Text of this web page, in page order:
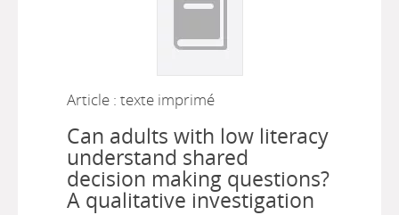
Article : texte imprimé
Can adults with low literacy
understand shared
decision making questions?
A qualitative investigation